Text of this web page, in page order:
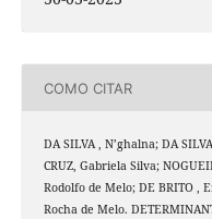
COMO CITAR
DA SILVA , N’ghalna; DA
CRUZ, Gabriela Silva;
Rodolfo de Melo; DE BRITO ,
Rocha de Melo.